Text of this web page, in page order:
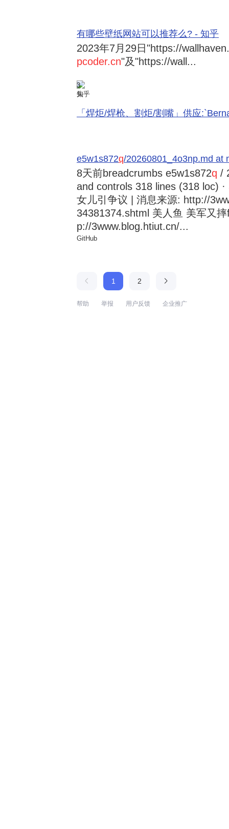
有哪些壁纸网站可以推荐么? - 知乎
2023年7月29日 "https://
pcoder.cn"及"https://wall...
3
知乎
「焊炬/焊枪、割炬/割嘴」供应
e5w1s872q/20260801_4o3np.md at
8天前breadcrumbs e5w1s872q /
and controls 318 lines (318 loc)
女儿引争议 | 消息来源: http://
34381374.shtml 美人鱼 美军又
p://3www.blog.htiut.cn/...
GitHub
1 2
帮助 举报 用户反馈 企业推广